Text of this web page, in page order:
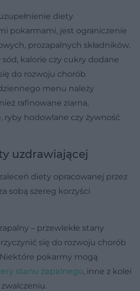
diety
pokarmami, jest ograniczenie
prozapalnych składników.
kalorie czy cukry dodane
do rozwoju chorób
menu należy
rafinowane ziarna,
ryby hodowlane czy żywność
uzdrawiającej
diety opracowanej przez
sobą szereg korzyści
– przewlekłe stany
się do rozwoju chorób
Niektóre pokarmy mogą
stanu zapalnego, inne z kolei